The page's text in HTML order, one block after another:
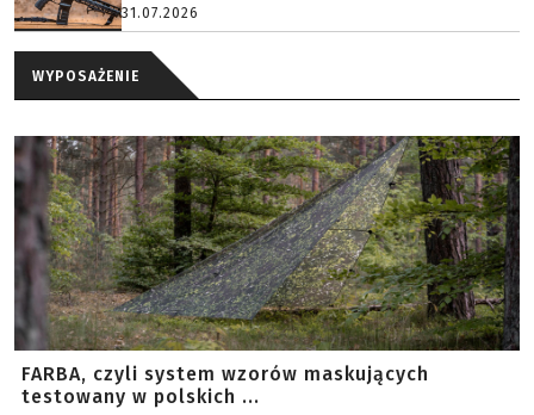
31.07.2026
WYPOSAŻENIE
FARBA, czyli system wzorów maskujących
testowany w polskich ...